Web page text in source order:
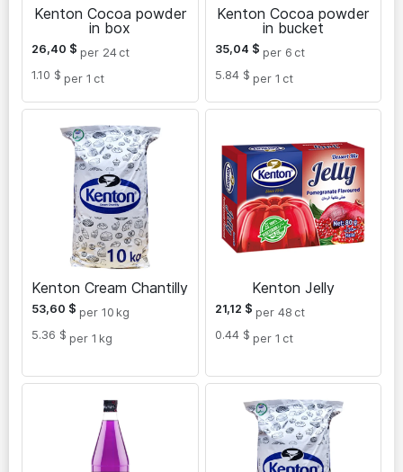
Kenton Cocoa powder
in box
26,40 $ per 24 ct
1.10 $ per 1 ct
Kenton Cocoa powder
in bucket
35,04 $ per 6 ct
5.84 $ per 1 ct
Kenton Cream Chantilly
53,60 $ per 10 kg
5.36 $ per 1 kg
Kenton Jelly
21,12 $ per 48 ct
0.44 $ per 1 ct